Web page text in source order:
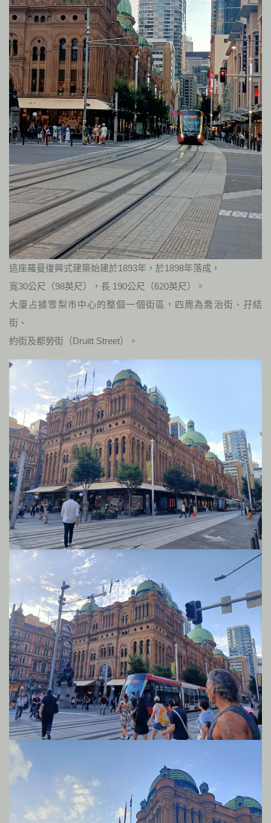
這座羅曼復興式建築始建於1893年，於1898年落成，
寬30公尺（98英尺），長 190公尺（620英尺）。
大廈占據雪梨市中心的整個一個街區，四周為喬治街、孖結
街、
約街及都勞街（Druitt Street）。